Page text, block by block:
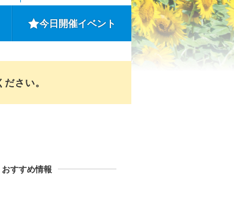
今日開催イベント
さい。
おすすめ情報